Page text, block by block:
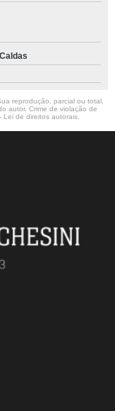
reprodução, parcial ou total,
autor. Crime de violação de
Lei de direitos autorais